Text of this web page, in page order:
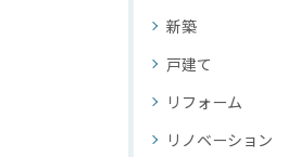
新築
戸建て
リフォーム
リノベーション